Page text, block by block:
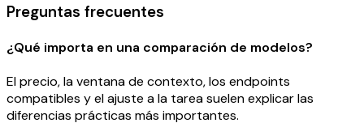
Preguntas frecuentes
¿Qué importa en una comparación de modelos?
El precio, la ventana de contexto, los endpoints
compatibles y el ajuste a la tarea suelen explicar las
diferencias prácticas más importantes.